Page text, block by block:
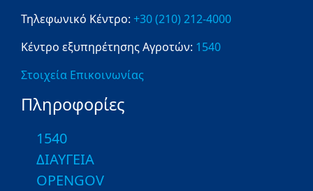
Τηλεφωνικό Κέντρο: +30 (210) 212-4000
Κέντρο εξυπηρέτησης Αγροτών: 1540
Στοιχεία Επικοινωνίας
Πληροφορίες
1540
ΔΙΑΥΓΕΙΑ
OPENGOV